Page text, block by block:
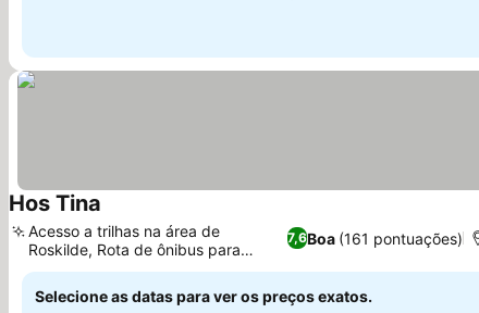
Hos Tina
7,6Boa (161 pontuações)
Acesso a trilhas na área de
Roskilde, Rota de ônibus para
Roskilde
Selecione as datas para ver os preços exatos.